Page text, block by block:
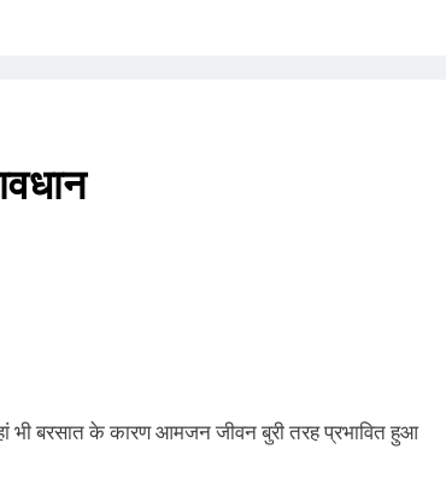
बरसात के कारण आमजन जीवन बुरी तरह प्रभावित हुआ